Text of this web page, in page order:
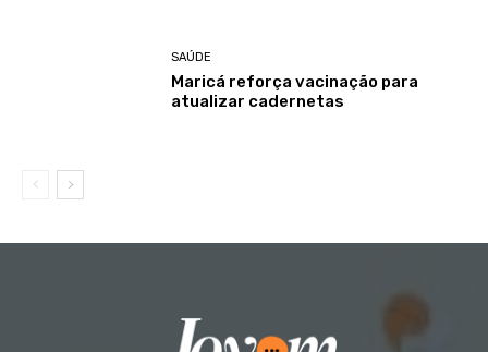
SAÚDE
Maricá reforça vacinação para
atualizar cadernetas